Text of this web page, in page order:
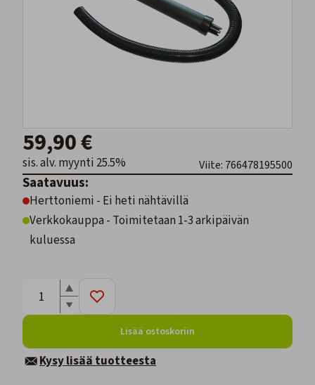
59,90 €
sis. alv. myynti 25.5% Viite: 766478195500
Saatavuus:
Herttoniemi - Ei heti nähtävillä
Verkkokauppa - Toimitetaan 1-3 arkipäivän
kuluessa
Lisää ostoskoriin
Kysy lisää tuotteesta